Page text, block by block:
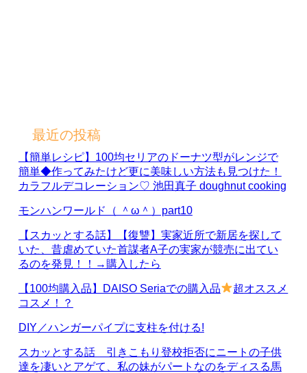
最近の投稿
【簡単レシピ】100均セリアのドーナツ型がレンジで
簡単◆作ってみたけど更に美味しい方法も見つけた！
カラフルデコレーション♡ 池田真子 doughnut cooking
モンハンワールド（ ＾ω＾）part10
【スカッとする話】【復讐】実家近所で新居を探して
いた、昔虐めていた首謀者A子の実家が競売に出てい
るのを発見！！→購入したら
【100均購入品】DAISO Seriaでの購入品
超オススメ
コスメ！？
DIY／ハンガーパイプに支柱を付ける!
スカッとする話 引きこもり登校拒否にニートの子供
達を凄いとアゲて、私の妹がパートなのをディスる馬